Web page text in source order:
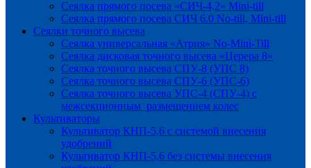
Сеялка прямого посева «СИЧ-4,2» Mini-till
Сеялка прямого посева СИЧ 6.0 No-till, Mini-till
Сеялки точного высева
Сеялка универсальная «Атрия» No-Mini-Till
Сеялка дисковая точного высева «Церера 8»
Сеялка точного высева СПУ-8 (УПС 8)
Сеялка точного высева СПУ-6 (УПС-6)
Сеялка точного высева УПС-4 (СПУ-4) с
межсекционным размещением колес
Культиваторы
Культиватор КНП-5,6 с системой внесения
удобрений
Культиватор КНП-5,6 без системы внесения